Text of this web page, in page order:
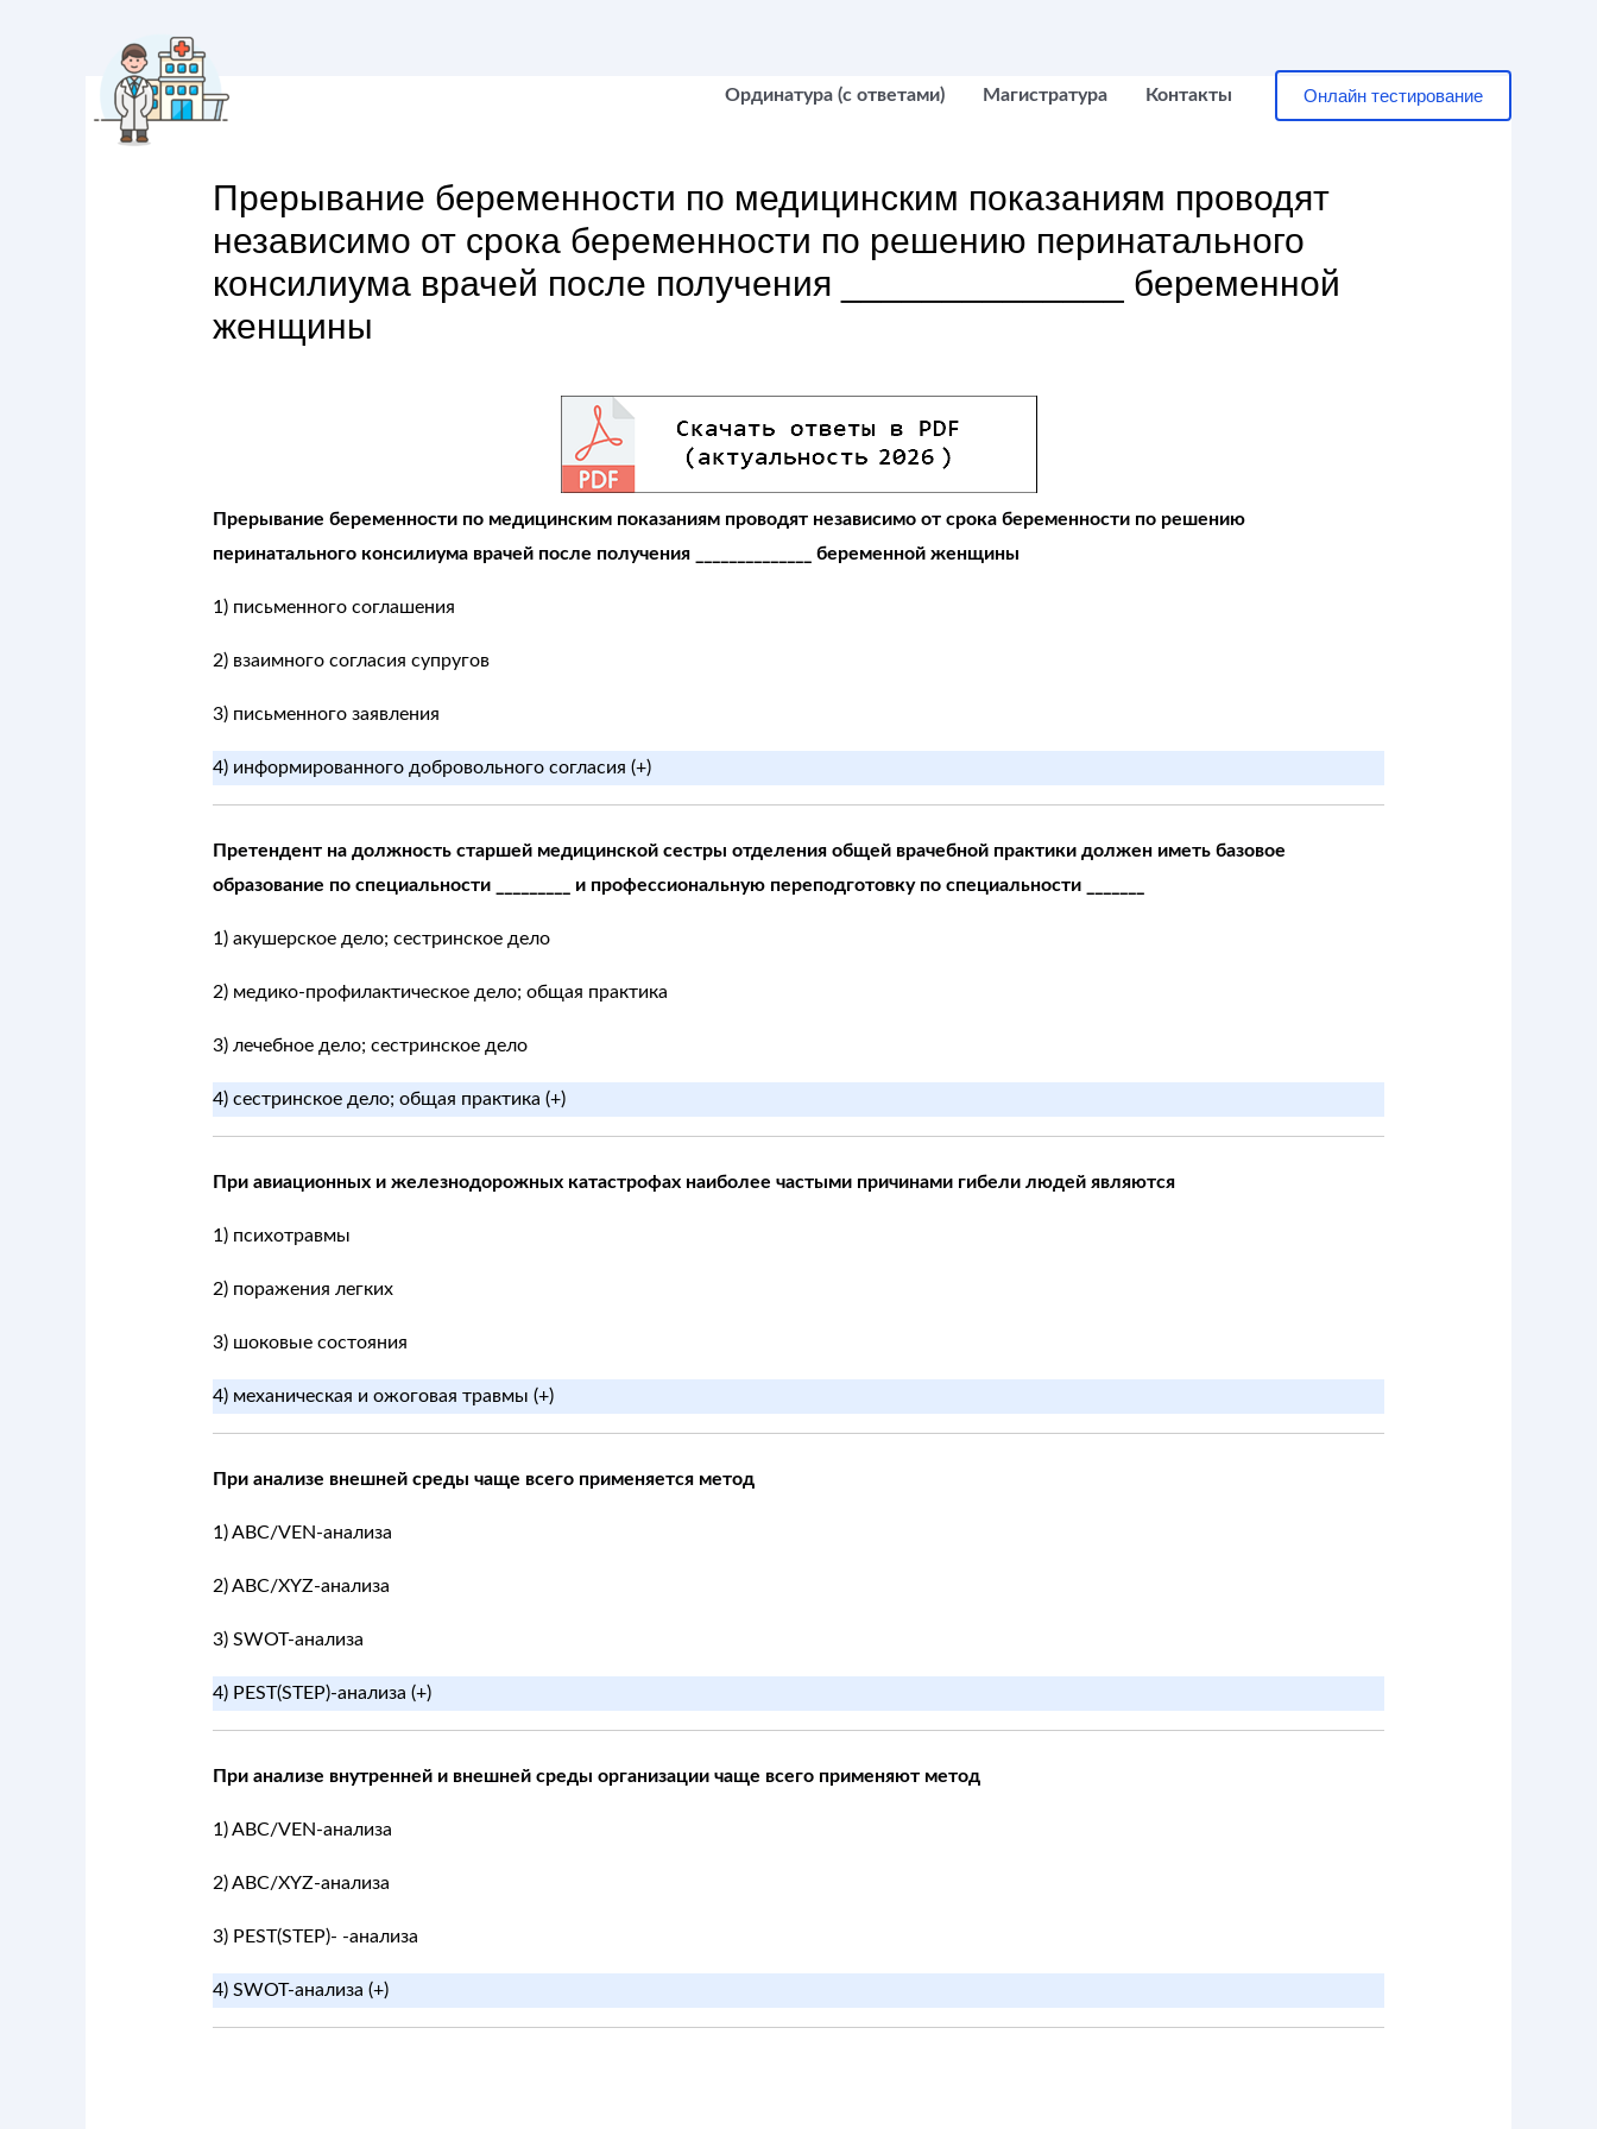
Ординатура (с ответами) Магистратура Контакты Онлайн тестирование
Прерывание беременности по медицинским показаниям проводят
независимо от срока беременности по решению перинатального
консилиума врачей после получения ______________ беременной
женщины
Прерывание беременности по медицинским показаниям проводят независимо от срока беременности по решению
перинатального консилиума врачей после получения ______________ беременной женщины
1) письменного соглашения
2) взаимного согласия супругов
3) письменного заявления
4) информированного добровольного согласия (+)
Претендент на должность старшей медицинской сестры отделения общей врачебной практики должен иметь базовое
образование по специальности _________ и профессиональную переподготовку по специальности _______
1) акушерское дело; сестринское дело
2) медико-профилактическое дело; общая практика
3) лечебное дело; сестринское дело
4) сестринское дело; общая практика (+)
При авиационных и железнодорожных катастрофах наиболее частыми причинами гибели людей являются
1) психотравмы
2) поражения легких
3) шоковые состояния
4) механическая и ожоговая травмы (+)
При анализе внешней среды чаще всего применяется метод
1) ABC/VEN-анализа
2) ABC/XYZ-анализа
3) SWOT-анализа
4) PEST(STEP)-анализа (+)
При анализе внутренней и внешней среды организации чаще всего применяют метод
1) ABC/VEN-анализа
2) ABC/XYZ-анализа
3) PEST(STEP)- -анализа
4) SWOT-анализа (+)